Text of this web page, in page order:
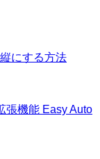
にする方法
張機能 Easy Auto